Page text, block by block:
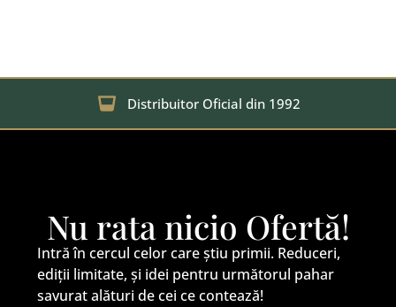
Distribuitor Oficial din 1992
Nu rata nicio Ofertă!
Intră în cercul celor care știu primii. Reduceri,
ediții limitate, și idei pentru următorul pahar
savurat alături de cei ce contează!